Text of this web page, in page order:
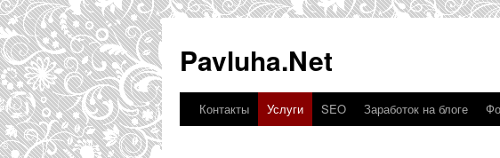
Pavluha.Net
Контакты Услуги SEO Заработок на блоге